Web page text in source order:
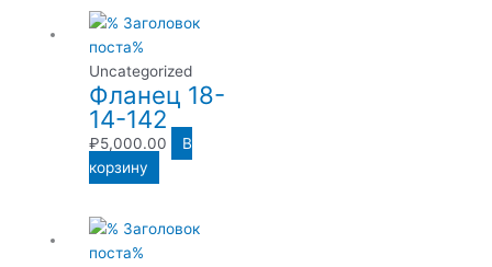
Uncategorized
Фланец 18-
14-142
₽5,000.00
В
корзину